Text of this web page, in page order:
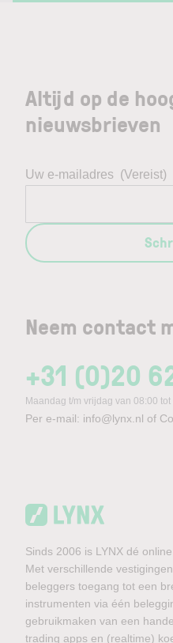
Neem contact
+31 (0)20
Maandag t/m vrijdag van 08:00 tot
Per e-mail: info@lynx.nl of
Altijd op de
nieuwsbrieven
Uw e-mailadres (Vereist)
Sinds 2006 is LYNX dé
Met verschillende
beleggers toegang tot een
instrumenten via één
gebruikmaken van een
trading apps en (realtime)